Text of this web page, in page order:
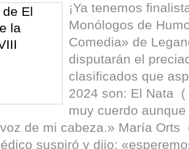
medios
¡Ya tenemos
Monólogos de
Comedia» de
disputarán el
clasificados que
2024 son: El Nata (
muy cuerdo
de mi cabeza.» María Orts
suspiró y dijo: